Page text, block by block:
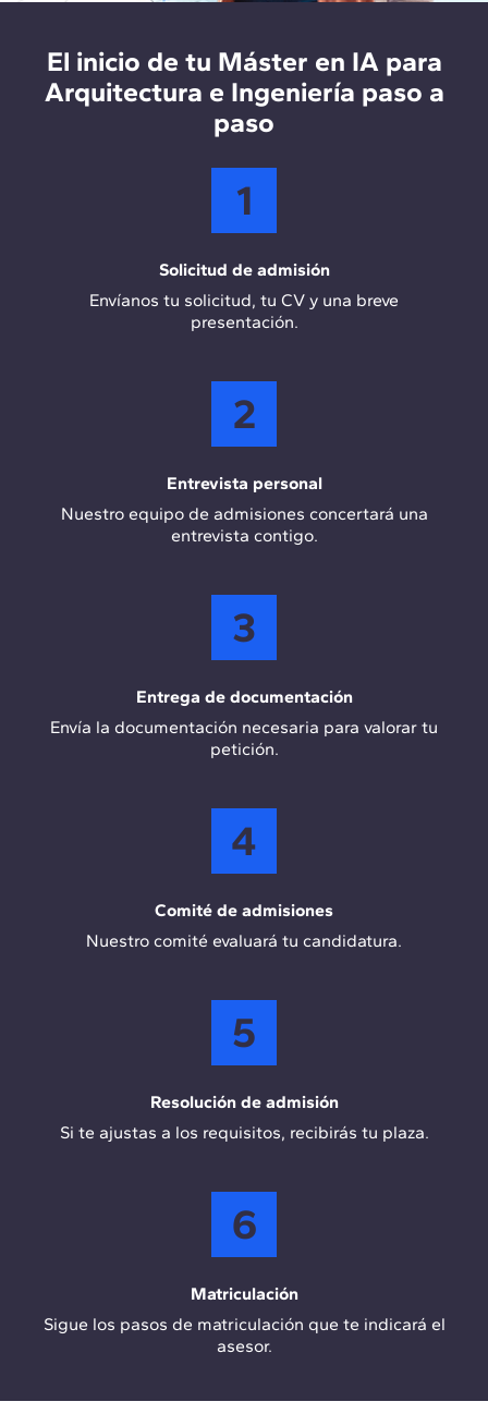
construcción, optimizando los procesos de
diseño, planificación y gestión de proyectos
mediante IA.
El inicio de tu Máster en IA para
Arquitectura e Ingeniería paso a
paso
1
Solicitud de admisión
Envíanos tu solicitud, tu CV y una breve
presentación.
2
Entrevista personal
Nuestro equipo de admisiones concertará una
entrevista contigo.
3
Entrega de documentación
Envía la documentación necesaria para valorar tu
petición.
4
Comité de admisiones
Nuestro comité evaluará tu candidatura.
5
Resolución de admisión
Si te ajustas a los requisitos, recibirás tu plaza.
6
Matriculación
Sigue los pasos de matriculación que te indicará el
asesor.